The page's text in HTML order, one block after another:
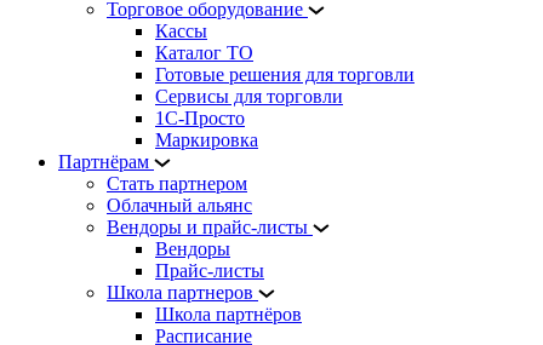
Торговое оборудование
Кассы
Каталог ТО
Готовые решения для торговли
Сервисы для торговли
1С-Просто
Маркировка
Партнёрам
Стать партнером
Облачный альянс
Вендоры и прайс-листы
Вендоры
Прайс-листы
Школа партнеров
Школа партнёров
Расписание